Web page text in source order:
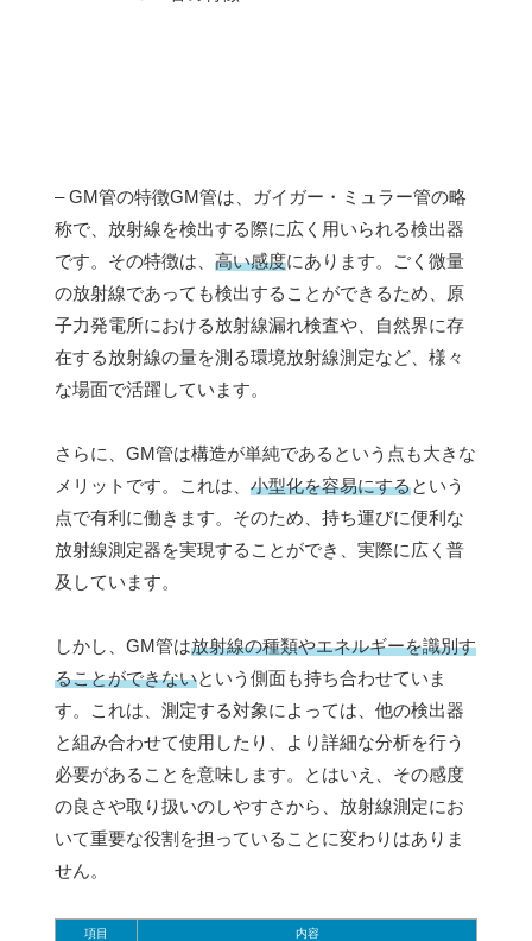
– GM管の特徴GM管は、ガイガー・ミュラー管の略
称で、放射線を検出する際に広く用いられる検出器
です。その特徴は、 高い感度にあります。ごく微量
の放射線であっても検出することができるため、原
子力発電所における放射線漏れ検査や、自然界に存
在する放射線の量を測る環境放射線測定など、様々
な場面で活躍しています。
さらに、GM管は構造が単純であるという点も大きな
メリットです。これは、 小型化を容易にするという
点で有利に働きます。そのため、持ち運びに便利な
放射線測定器を実現することができ、実際に広く普
及しています。
しかし、GM管は放射線の種類やエネルギーを識別す
ることができないという側面も持ち合わせていま
す。これは、測定する対象によっては、他の検出器
と組み合わせて使用したり、より詳細な分析を行う
必要があることを意味します。とはいえ、その感度
の良さや取り扱いのしやすさから、放射線測定にお
いて重要な役割を担っていることに変わりはありま
せん。
項目 内容